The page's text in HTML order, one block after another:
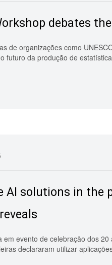
debates
de organizações como
futuro da produção de
AI solutions in the
em evento de celebração dos
declararam utilizar